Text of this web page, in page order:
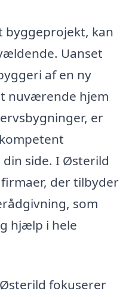
byggeprojekt, kan
Uanset
af en ny
nuværende hjem
er
side. I Østerild
der tilbyder
som
hjælp i hele
fokuserer